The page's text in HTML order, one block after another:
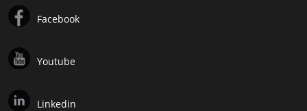
Facebook
Youtube
Linkedin